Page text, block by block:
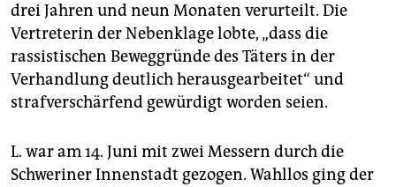
drei Jahren und neun Monaten verurteilt. Die
Vertreterin der Nebenklage lobte, „dass die
rassistischen Beweggründe des Täters in der
Verhandlung deutlich herausgearbeitet“ und
strafverschärfend gewürdigt worden seien.
L. war am 14. Juni mit zwei Messern durch die
Schweriner Innenstadt gezogen. Wahllos ging der